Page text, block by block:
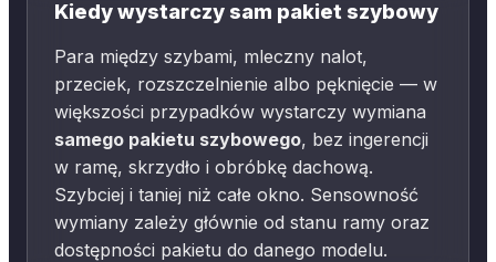
Kiedy wystarczy sam pakiet szybowy
Para między szybami, mleczny nalot,
przeciek, rozszczelnienie albo pęknięcie — w
większości przypadków wystarczy wymiana
samego pakietu szybowego, bez ingerencji
w ramę, skrzydło i obróbkę dachową.
Szybciej i taniej niż całe okno. Sensowność
wymiany zależy głównie od stanu ramy oraz
dostępności pakietu do danego modelu.